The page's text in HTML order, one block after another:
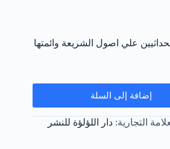
علي اصول الشريعة وائمتها
إضافة إلى السلة
التجارية: دار اللؤلؤة للنشر